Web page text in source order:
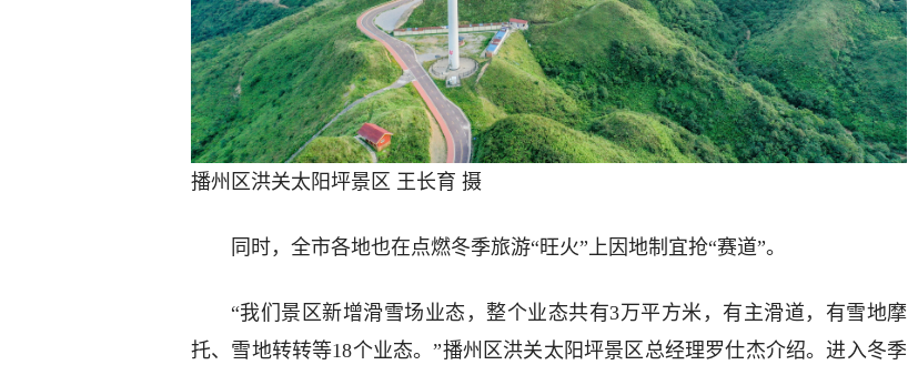
播州区洪关太阳坪景区 王长育 摄
同时，全市各地也在点燃冬季旅游“旺火”上因地制宜抢“赛道”。
“我们景区新增滑雪场业态，整个业态共有3万平方米，有主滑道，有雪地摩
托、雪地转转等18个业态。”播州区洪关太阳坪景区总经理罗仕杰介绍。进入冬季